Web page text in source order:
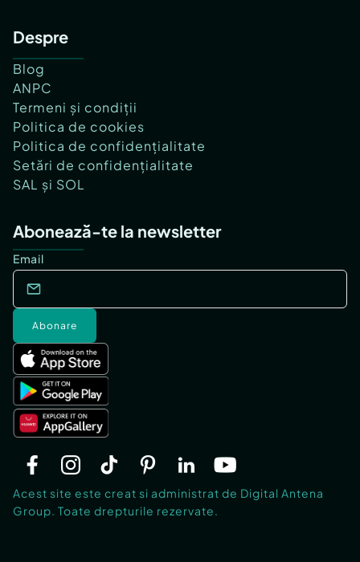
Despre
Blog
ANPC
Termeni și condiții
Politica de cookies
Politica de confidențialitate
Setări de confidențialitate
SAL și SOL
Abonează-te la newsletter
Email
Abonare
Acest site este creat si administrat de Digital Antena
Group. Toate drepturile rezervate.